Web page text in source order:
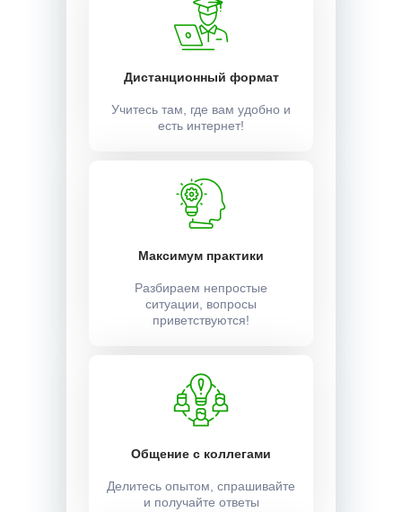
Дистанционный формат
Учитесь там, где вам удобно и
есть интернет!
Максимум практики
Разбираем непростые
ситуации, вопросы
приветствуются!
Общение с коллегами
Делитесь опытом, спрашивайте
и получайте ответы